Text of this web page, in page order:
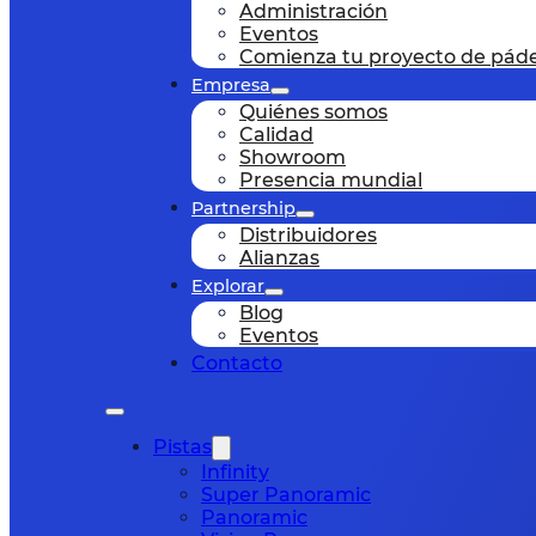
Administración
Eventos
Comienza tu proyecto de
Empresa
Quiénes somos
Calidad
Showroom
Presencia mundial
Partnership
Distribuidores
Alianzas
Explorar
Blog
Eventos
Contacto
Pistas
Infinity
Super Panoramic
Panoramic